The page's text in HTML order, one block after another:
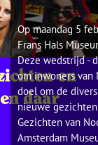
Op maandag 5
Frans Hals
Deze wedstrijd -
om inwoners van
doel om de
nieuwe
Gezichten van
Amsterdam